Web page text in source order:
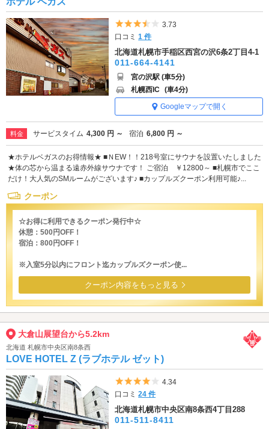
5つ星のうち3.5
3.73
口コミ1 件
北海道札幌市手稲区西宮の沢6条2丁目4-1
011-664-4141
宮の沢駅 (車5分)
札幌西IC (車4分)
Googleマップで開く
料金 サービスタイム 4,300 円 ～ 宿泊 6,800 円 ～
★ホテルベガスのお得情報★ ■ＮEW！！218号室にサウナを設置いたしました
★体の芯から温まる遠赤外線サウナです！ ご宿泊 ￥12800～ ■札幌市でここ
だけ！大人気のSMルームがございます♪ ■カップルズクーポン利用可能♪...
クーポン
☆お得に利用できるクーポン発行中☆
休憩：500円OFF！
宿泊：800円OFF！
※入室5分以内にフロント迄カップルズクーポン使...
クーポン内容をもっと見る
大倉山展望台から5.2km
北海道 札幌市中央区南8条西
LOVE HOTEL Z (ラブホテル ゼット)
5つ星のうち4
4.34
口コミ24 件
北海道札幌市中央区南8条西4丁目288
011-511-8411